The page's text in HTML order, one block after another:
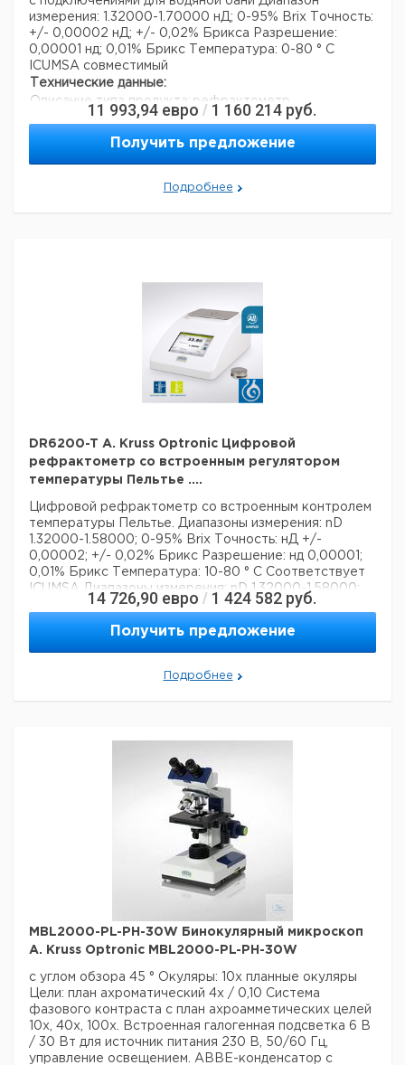
измерения: 1.32000-1.70000 нД; 0-95% Brix
Точность:
+/- 0,00002 нД; +/- 0,02% Брикса
Разрешение:
0,00001 нд; 0,01% Брикс
Температура: 0-80 ° С
ICUMSA совместимый
Технические данные:
Описание типа продукта: рефрактометр
Вес нетто:
5 кг
215 мм
Brix
6 кг
11 993,94 евро / 1 160 214 руб.
Получить предложение
Подробнее
DR6200-T A. Kruss Optronic Цифровой
рефрактометр со встроенным регулятором
температуры Пельтье ....
Цифровой рефрактометр со встроенным контролем
температуры Пельтье. Диапазоны измерения: nD
1.32000-1.58000; 0-95% Brix
Точность: нД +/-
0,00002; +/- 0,02% Брикс Разрешение: нд 0,00001;
0,01% Брикс
Температура: 10-80 ° С Соответствует
ICUMSA
Диапазоны измерения: nD 1.32000-1.58000;
0-95% BrixТочность: нД +/- 0,00002; +/- 0,02%
БриксВспомогательное оборудование:DR6010RI34
RI48RI65PC761CBM910CBM916
Технические данные:
Описание типа продукта:рефрактометр
Brix
Данные для перевозки (реальные данные могут
Страна происхождения:Германия
Гамбург
6 кг
14 726,90 евро / 1 424 582 руб.
Получить предложение
Подробнее
MBL2000-PL-PH-30W Бинокулярный микроскоп
A. Kruss Optronic MBL2000-PL-PH-30W
с углом обзора 45 ° Окуляры: 10х планные окуляры
Цели: план ахроматический 4х / 0,10 Система
фазового контраста с план ахроамметических целей
10х, 40х, 100х.
Встроенная галогенная подсветка 6 В
/ 30 Вт для источник питания 230 В, 50/60 Гц,
управление освещением. ABBE-конденсатор с